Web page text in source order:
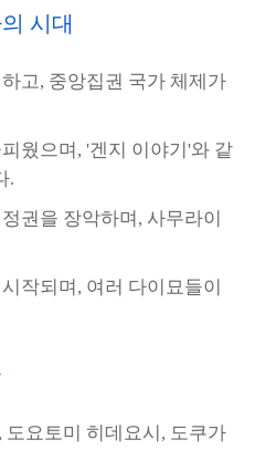
시대
고, 중앙집권 국가 체제가
웠으며, '겐지 이야기'와 같
.
권을 장악하며, 사무라이
작되며, 여러 다이묘들이
도요토미 히데요시, 도쿠가